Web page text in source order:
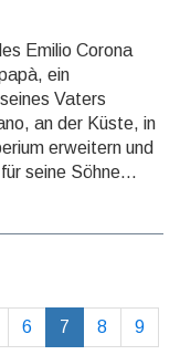
Emilio Corona
ein
Vaters
an der Küste, in
erweitern und
seine Söhne...
6 7 8 9